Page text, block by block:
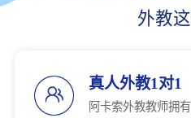
外教
真人外教1对1
阿卡索外教教师拥